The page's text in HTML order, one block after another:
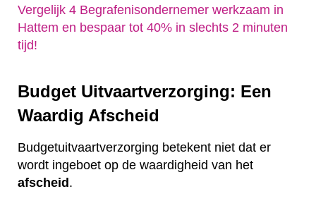
Vergelijk 4 Begrafenisondernemer werkzaam in
Hattem en bespaar tot 40% in slechts 2 minuten
tijd!
Budget Uitvaartverzorging: Een
Waardig Afscheid
Budgetuitvaartverzorging betekent niet dat er
wordt ingeboet op de waardigheid van het
afscheid .